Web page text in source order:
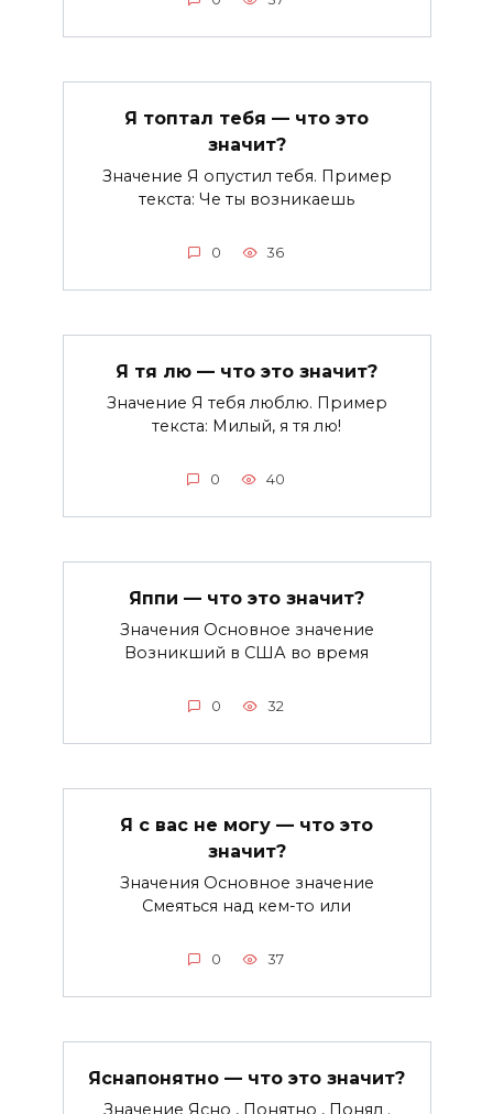
Я топтал тебя — что это
значит?
Значение Я опустил тебя. Пример
текста: Че ты возникаешь
0 36
Я тя лю — что это значит?
Значение Я тебя люблю. Пример
текста: Милый, я тя лю!
0 40
Яппи — что это значит?
Значения Основное значение
Возникший в США во время
0 32
Я с вас не могу — что это
значит?
Значения Основное значение
Смеяться над кем-то или
0 37
Яснапонятно — что это значит?
Значение Ясно , Понятно , Понял .